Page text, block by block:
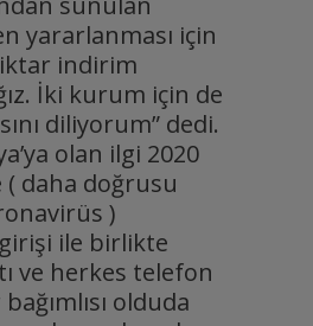
yararlanması için
indirim
İki kurum için de
diliyorum” dedi.
olan ilgi 2020
( daha doğrusu
)
girişi ile birlikte
ve herkes telefon
olduda